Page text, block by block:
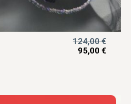
124,00€
95,00 €